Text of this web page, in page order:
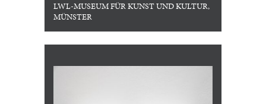
LWL-MUSEUM FÜR KUNST UND KULTUR,
MÜNSTER